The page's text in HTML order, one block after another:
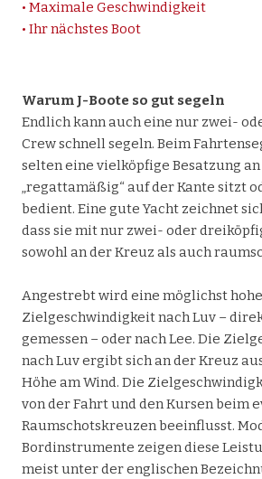
• Maximale Geschwindigkeit
• Ihr nächstes Boot
Warum J-Boote so gut segeln
Endlich kann auch eine nur zwei-
Crew schnell segeln. Beim
selten eine vielköpfige Besatzung an
„regattamäßig“ auf der Kante sitzt
bedient. Eine gute Yacht zeichnet
dass sie mit nur zwei- oder
sowohl an der Kreuz als auch
Angestrebt wird eine möglichst hohe
Zielgeschwindigkeit nach Luv –
gemessen – oder nach Lee. Die
nach Luv ergibt sich an der Kreuz
Höhe am Wind. Die
von der Fahrt und den Kursen beim
Raumschotskreuzen beeinflusst.
Bordinstrumente zeigen diese
meist unter der englischen